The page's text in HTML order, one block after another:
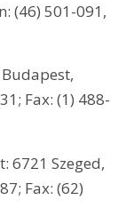
(46) 501-091,
Fax: (1) 488-
6721 Szeged,
Fax: (62)